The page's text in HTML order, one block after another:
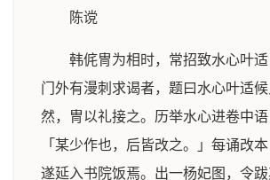
陈谠
韩侂冑为相时，常招致水心叶
门外有漫刺求谒者，题曰水心叶适
然，冑以礼接之。历举水心进卷中语
「某少作也，后皆改之。」每诵改本
遂延入书院饭焉。出一杨妃图，令